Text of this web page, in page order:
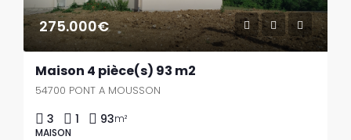
275.000€
Maison 4 pièce(s) 93 m2
54700 PONT A MOUSSON
3 1 93m²
MAISON